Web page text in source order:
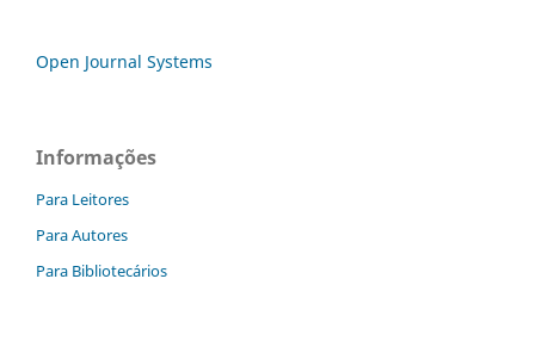
Open Journal Systems
Informações
Para Leitores
Para Autores
Para Bibliotecários